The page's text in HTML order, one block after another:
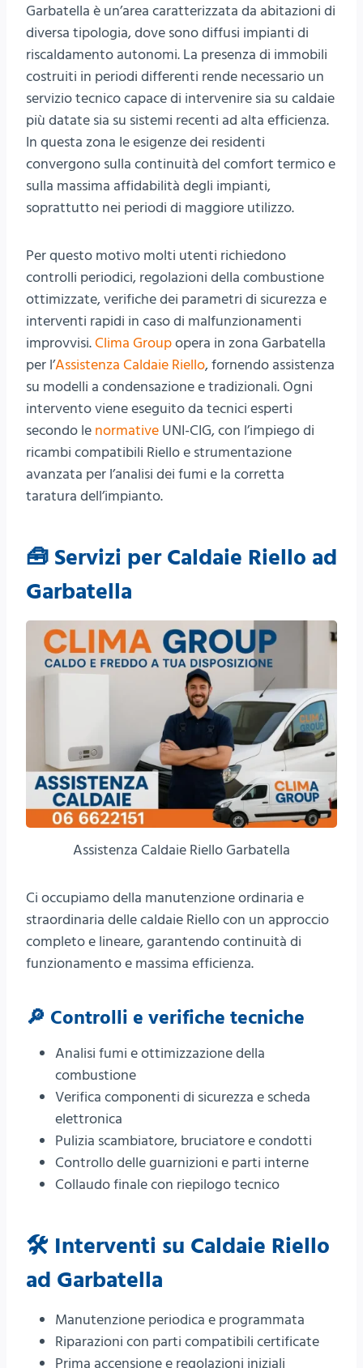
Garbatella è un’area caratterizzata da abitazioni di
diversa tipologia, dove sono diffusi impianti di
riscaldamento autonomi. La presenza di immobili
costruiti in periodi differenti rende necessario un
servizio tecnico capace di intervenire sia su caldaie
più datate sia su sistemi recenti ad alta efficienza.
In questa zona le esigenze dei residenti
convergono sulla continuità del comfort termico e
sulla massima affidabilità degli impianti,
soprattutto nei periodi di maggiore utilizzo.
Per questo motivo molti utenti richiedono
controlli periodici, regolazioni della combustione
ottimizzate, verifiche dei parametri di sicurezza e
interventi rapidi in caso di malfunzionamenti
improvvisi.Clima Groupopera in zona Garbatella
per l’Assistenza Caldaie Riello, fornendo assistenza
su modelli a condensazione e tradizionali. Ogni
intervento viene eseguito da tecnici esperti
secondo le normative UNI-CIG, con l’impiego di
ricambi compatibili Riello e strumentazione
avanzata per l’analisi dei fumi e la corretta
taratura dell’impianto.
🧰 Servizi per Caldaie Riello ad
Garbatella
Assistenza Caldaie Riello Garbatella
Ci occupiamo della manutenzione ordinaria e
straordinaria delle caldaie Riello con un approccio
completo e lineare, garantendo continuità di
funzionamento e massima efficienza.
🔎 Controlli e verifiche tecniche
Analisi fumi e ottimizzazione della
combustione
Verifica componenti di sicurezza e scheda
elettronica
Pulizia scambiatore, bruciatore e condotti
Controllo delle guarnizioni e parti interne
Collaudo finale con riepilogo tecnico
🛠️ Interventi su Caldaie Riello
ad Garbatella
Manutenzione periodica e programmata
Riparazioni con parti compatibili certificate
Prima accensione e regolazioni iniziali